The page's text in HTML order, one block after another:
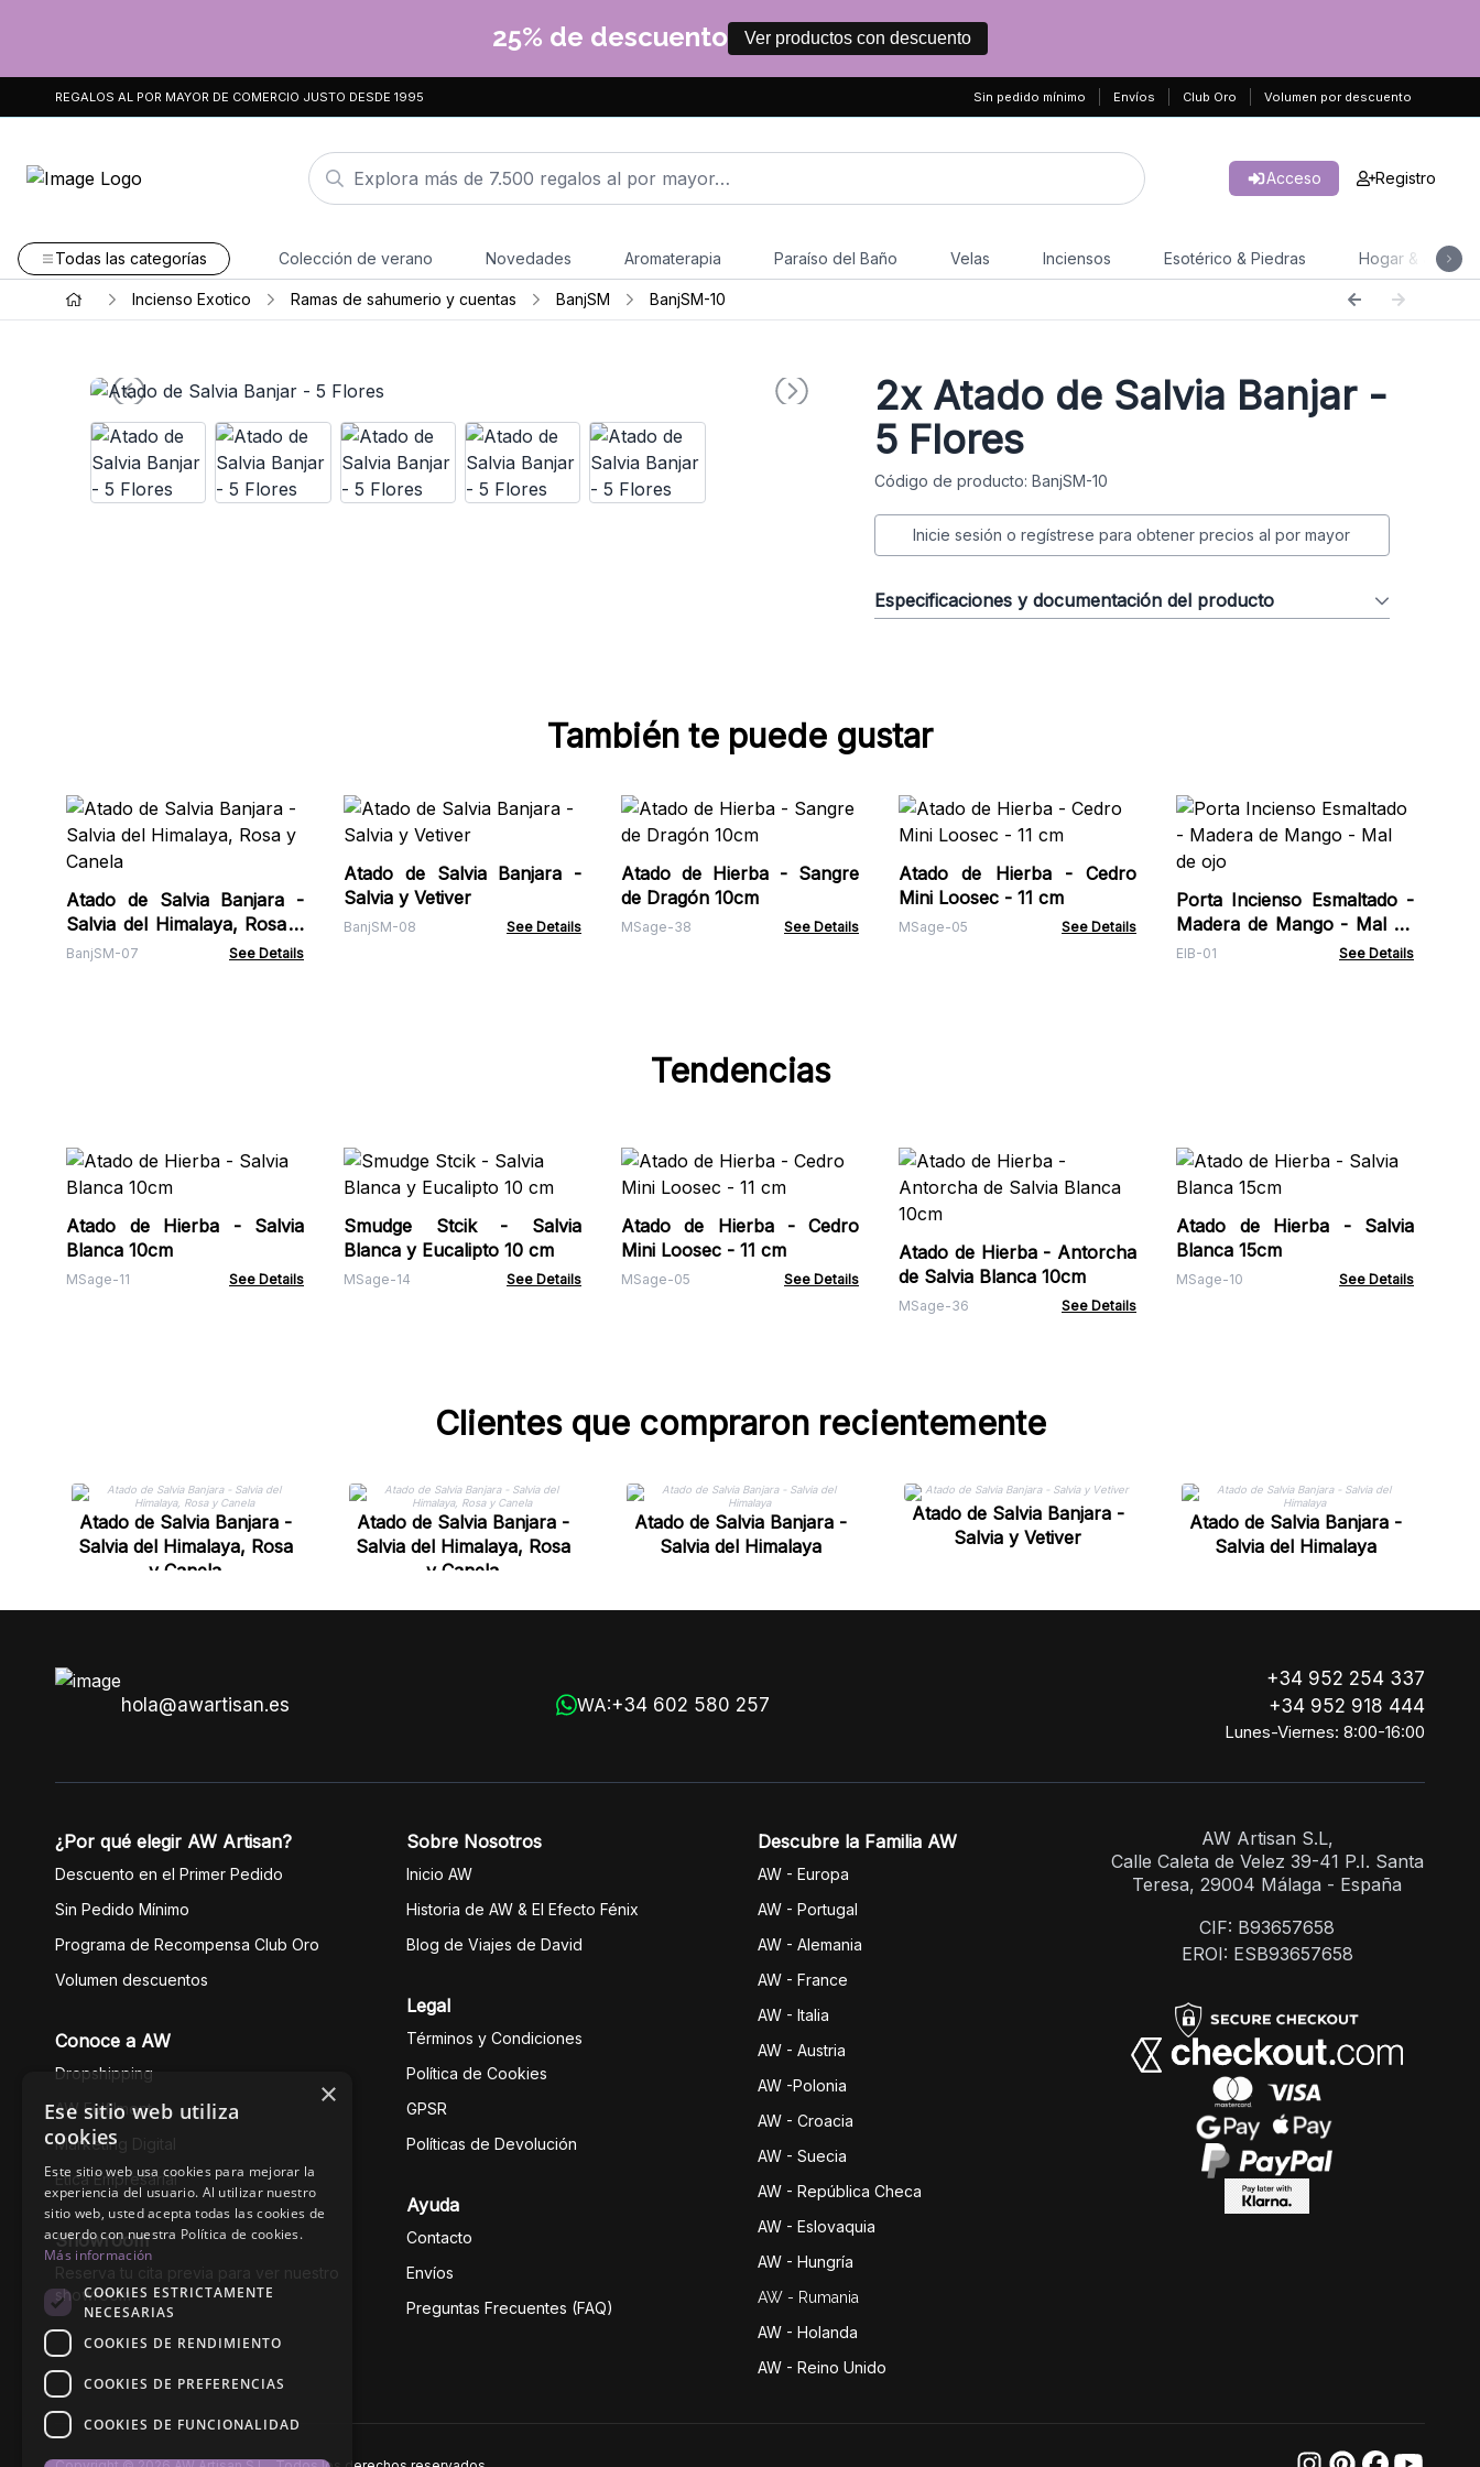
25% de descuento Ver productos con descuento
REGALOS AL POR MAYOR DE COMERCIO JUSTO DESDE 1995 Sin pedido mínimo Envíos Club Oro Volumen por descuento
Acceso Registro
Todas las categorías Colección de verano Novedades Aromaterapia Paraíso del Baño Velas Inciensos Esotérico & Piedras Hogar & Jardín
Incienso Exotico Ramas de sahumerio y cuentas BanjSM BanjSM-10
2xAtado de Salvia Banjar -
5 Flores
Código de producto: BanjSM-10
Inicie sesión o regístrese para obtener precios al por mayor
Especificaciones y documentación del producto
También te puede gustar
Atado de Salvia Banjara -
Salvia del Himalaya, Rosa y
Canela
BanjSM-07 See Details
Atado de Salvia Banjara -
Salvia y Vetiver
BanjSM-08 See Details
Atado de Hierba - Sangre
de Dragón 10cm
MSage-38 See Details
Atado de Hierba - Cedro
Mini Loosec - 11 cm
MSage-05 See Details
Porta Incienso Esmaltado -
Madera de Mango - Mal de
ojo
EIB-01 See Details
Tendencias
Atado de Hierba - Salvia
Blanca 10cm
MSage-11 See Details
Smudge Stcik - Salvia
Blanca y Eucalipto 10 cm
MSage-14 See Details
Atado de Hierba - Cedro
Mini Loosec - 11 cm
MSage-05 See Details
Atado de Hierba - Antorcha
de Salvia Blanca 10cm
MSage-36 See Details
Atado de Hierba - Salvia
Blanca 15cm
MSage-10 See Details
Clientes que compraron recientemente
Atado de Salvia Banjara -
Salvia del Himalaya, Rosa
y Canela
Atado de Salvia Banjara -
Salvia del Himalaya, Rosa
y Canela
Atado de Salvia Banjara -
Salvia del Himalaya
Atado de Salvia Banjara -
Salvia y Vetiver
Atado de Salvia Banjara -
Salvia del Himalaya
hola@awartisan.es WA:+34 602 580 257
+34 952 254 337
+34 952 918 444
Lunes-Viernes: 8:00-16:00
¿Por qué elegir AW Artisan?
Descuento en el Primer Pedido
Sin Pedido Mínimo
Programa de Recompensa Club Oro
Volumen descuentos
Conoce a AW
Dropshipping
AW Fulfilment
Marketing Digital
Ética Empresarial
Showroom
Reserva tu cita previa para ver nuestro
showroom
Sobre Nosotros
Inicio AW
Historia de AW & El Efecto Fénix
Blog de Viajes de David
Legal
Términos y Condiciones
Política de Cookies
GPSR
Políticas de Devolución
Ayuda
Contacto
Envíos
Preguntas Frecuentes (FAQ)
Descubre la Familia AW
AW - Europa
AW - Portugal
AW - Alemania
AW - France
AW - Italia
AW - Austria
AW -Polonia
AW - Croacia
AW - Suecia
AW - República Checa
AW - Eslovaquia
AW - Hungría
AW - Rumania
AW - Holanda
AW - Reino Unido
AW Artisan S.L,
Calle Caleta de Velez 39-41 P.I. Santa
Teresa, 29004 Málaga - España
CIF: B93657658
EROI: ESB93657658
×
Ese sitio web utiliza
cookies
Este sitio web usa cookies para mejorar la
experiencia del usuario. Al utilizar nuestro
sitio web, usted acepta todas las cookies de
acuerdo con nuestra Política de cookies.
Más información
COOKIES ESTRICTAMENTE
NECESARIAS
COOKIES DE RENDIMIENTO
COOKIES DE PREFERENCIAS
COOKIES DE FUNCIONALIDAD